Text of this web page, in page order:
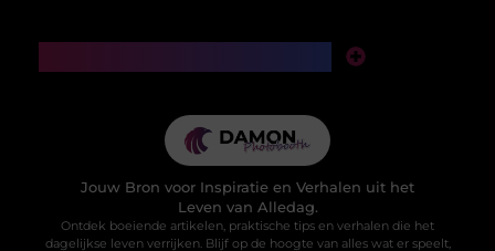
Jouw Bron voor Inspiratie en Verhalen uit het
Leven van Alledag.
Ontdek boeiende artikelen, praktische tips en verhalen die het
dagelijkse leven verrijken. Blijf op de hoogte van alles wat er speelt,